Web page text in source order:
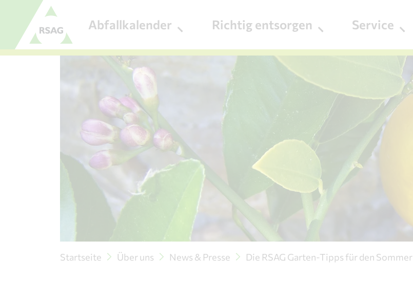
Zum Menü
Zum Inhalt
Abfallkalender Richtig entsorgen Service
Startseite Über uns News & Presse Die RSAG Garten-Tipps für den Sommer